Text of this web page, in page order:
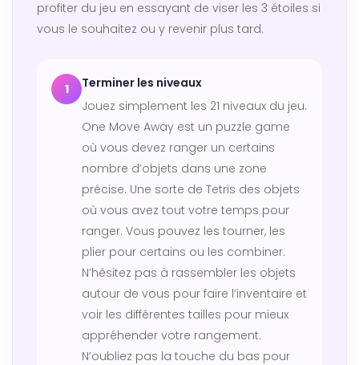
profiter du jeu en essayant de viser les 3 étoiles si
vous le souhaitez ou y revenir plus tard.
1
Terminer les niveaux
Jouez simplement les 21 niveaux du jeu.
One Move Away est un puzzle game
où vous devez ranger un certains
nombre d’objets dans une zone
précise. Une sorte de Tetris des objets
où vous avez tout votre temps pour
ranger. Vous pouvez les tourner, les
plier pour certains ou les combiner.
N’hésitez pas à rassembler les objets
autour de vous pour faire l’inventaire et
voir les différentes tailles pour mieux
appréhender votre rangement.
N’oubliez pas la touche du bas pour